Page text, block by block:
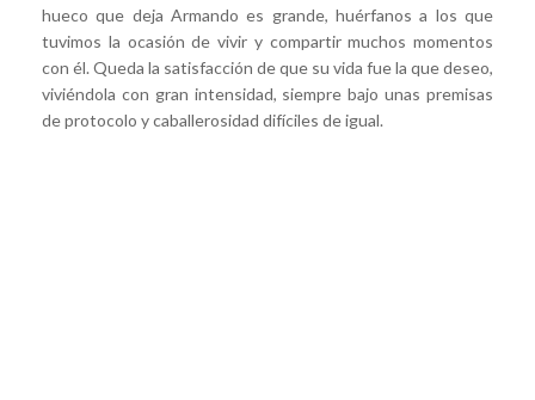
hueco que deja Armando es grande, huérfanos a los que
tuvimos la ocasión de vivir y compartir muchos momentos
con él. Queda la satisfacción de que su vida fue la que deseo,
viviéndola con gran intensidad, siempre bajo unas premisas
de protocolo y caballerosidad difíciles de igual.